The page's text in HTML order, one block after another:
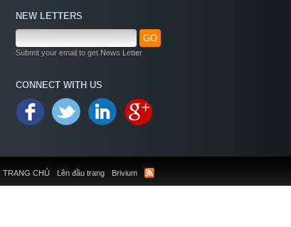
NEW LETTERS
GO
Submit your email to get News Letter
CONNECT WITH US
TRANG CHỦ Lên đầu trang Brivium